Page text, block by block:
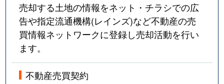
売却する土地の情報をネット・チラシでの広
告や指定流通機構(レインズ)など不動産の売
買情報ネットワークに登録し売却活動を行い
ます。
不動産売買契約